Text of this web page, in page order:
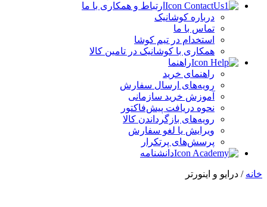
ارتباط و همکاری با ما
درباره کوشانیک
تماس با ما
استخدام در تیم کوشا
همکاری با کوشانیک در تامین کالا
راهنما
راهنمای خرید
رویه‌های ارسال سفارش
آموزش خرید سازمانی
نحوه دریافت پیش‌فاکتور
رویه‌های بازگرداندن کالا
ویرایش یا لغو سفارش
پرسش‌های پرتکرار
دانشنامه
خانه / درایو و اینورتر